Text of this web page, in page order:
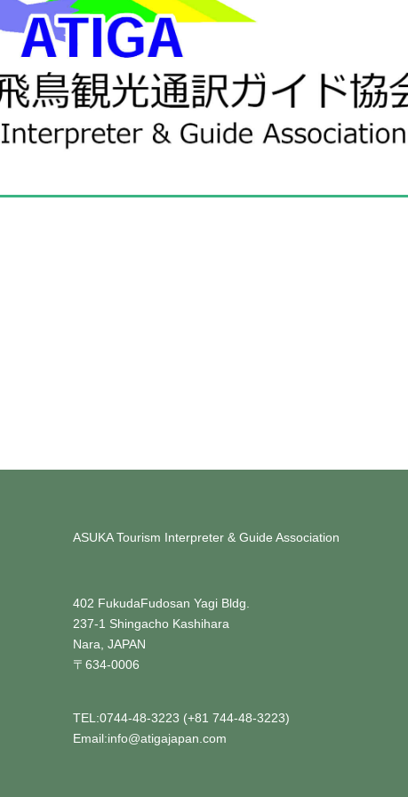
ASUKA Tourism Interpreter & Guide Association
402 FukudaFudosan Yagi Bldg.
237-1 Shingacho Kashihara
Nara, JAPAN
〒634-0006
TEL:0744-48-3223 (+81 744-48-3223)
Email:info@atigajapan.com